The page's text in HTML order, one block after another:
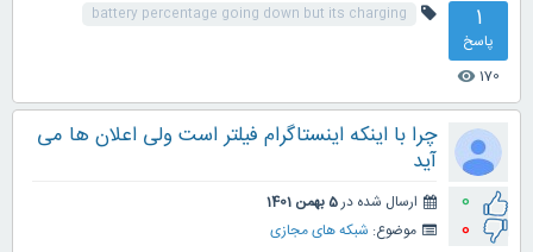
1
پاسخ
170
visibility
battery percentage going down but its charging
0
0
چرا با اینکه اینستاگرام فیلتر است ولی اعلان ها می
آید
ارسال شده در5 بهمن 1401
موضوع: شبکه های مجازی